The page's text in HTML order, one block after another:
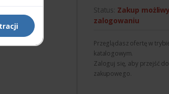
BTR
Status: Zakup
zalogowaniu
Przeglądasz ofertę w
katalogowym.
Zaloguj się, aby przejść
zakupowego.